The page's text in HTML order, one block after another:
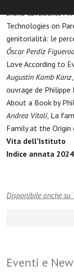
Diana Cavalcante
Technologies on
genitorialità: le
Óscar Perdiz
Love According to
Augustin Kamb Kanz
ouvrage de
About a Book by
Andrea Vitali, La
Family at the
Vita dell’Istituto
Indice annata 2024
Disponibile anche su
Eventi e